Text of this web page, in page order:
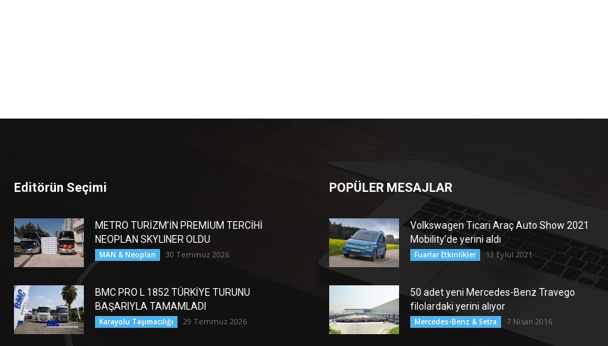
Editörün Seçimi
METRO TURİZM’İN PREMİUM TERCİHİ
NEOPLAN SKYLINER OLDU
MAN & Neoplan 30 Temmuz 2026
BMC PRO L 1852 TÜRKİYE TURUNU
BAŞARIYLA TAMAMLADI
Karayolu Taşımacılığı 29 Temmuz 2026
POPÜLER MESAJLAR
Volkswagen Ticari Araç Auto Show 2021
Mobility’de yerini aldı
Fuarlar Etkinlikler 13 Eylül 2021
50 adet yeni Mercedes-Benz Travego
filolardaki yerini alıyor
Mercedes-Benz & Setra 7 Nisan 2016